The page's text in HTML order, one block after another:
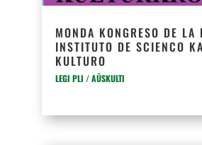
MONDA KONGRESO DE LA
INSTITUTO DE SCIENCO
KULTURO
LEGI PLI / AŬSKULTI